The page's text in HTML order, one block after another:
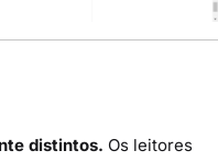
distintos. Os leitores